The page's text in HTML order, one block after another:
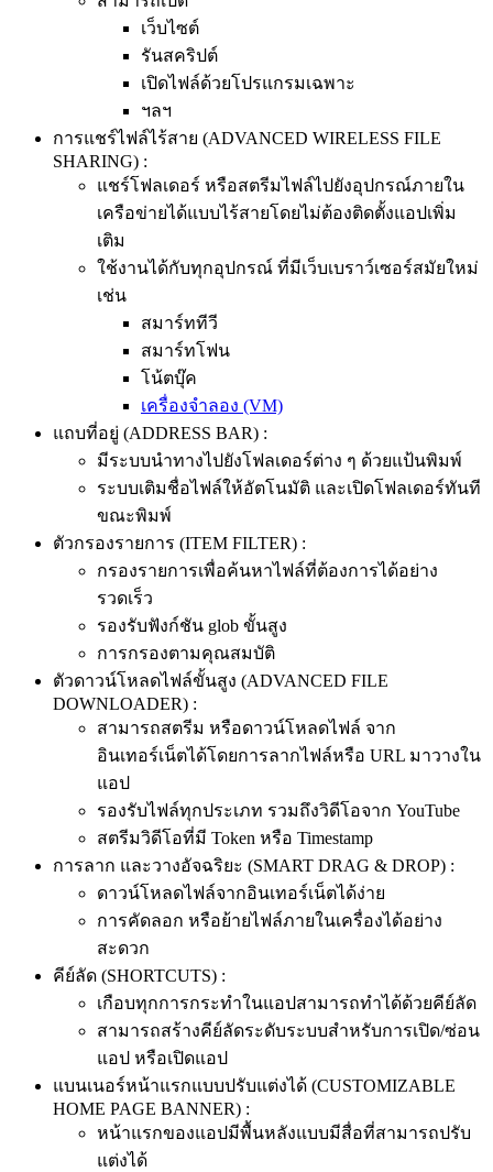
เว็บไซต์
รันสคริปต์
เปิดไฟล์ด้วยโปรแกรมเฉพาะ
ฯลฯ
การแชร์ไฟล์ไร้สาย (ADVANCED WIRELESS FILE
SHARING) :
แชร์โฟลเดอร์ หรือสตรีมไฟล์ไปยังอุปกรณ์ภายใน
เครือข่ายได้แบบไร้สายโดยไม่ต้องติดตั้งแอปเพิ่ม
เติม
ใช้งานได้กับทุกอุปกรณ์ ที่มีเว็บเบราว์เซอร์สมัยใหม่
เช่น
สมาร์ททีวี
สมาร์ทโฟน
โน้ตบุ๊ค
เครื่องจำลอง (VM)
แถบที่อยู่ (ADDRESS BAR) :
มีระบบนำทางไปยังโฟลเดอร์ต่าง ๆ ด้วยแป้นพิมพ์
ระบบเติมชื่อไฟล์ให้อัตโนมัติ และเปิดโฟลเดอร์ทันที
ขณะพิมพ์
ตัวกรองรายการ (ITEM FILTER) :
กรองรายการเพื่อค้นหาไฟล์ที่ต้องการได้อย่าง
รวดเร็ว
รองรับฟังก์ชัน glob ขั้นสูง
การกรองตามคุณสมบัติ
ตัวดาวน์โหลดไฟล์ขั้นสูง (ADVANCED FILE
DOWNLOADER) :
สามารถสตรีม หรือดาวน์โหลดไฟล์ จาก
อินเทอร์เน็ตได้โดยการลากไฟล์หรือ URL มาวางใน
แอป
รองรับไฟล์ทุกประเภท รวมถึงวิดีโอจาก YouTube
สตรีมวิดีโอที่มี Token หรือ Timestamp
การลาก และวางอัจฉริยะ (SMART DRAG & DROP) :
ดาวน์โหลดไฟล์จากอินเทอร์เน็ตได้ง่าย
การคัดลอก หรือย้ายไฟล์ภายในเครื่องได้อย่าง
สะดวก
คีย์ลัด (SHORTCUTS) :
เกือบทุกการกระทำในแอปสามารถทำได้ด้วยคีย์ลัด
สามารถสร้างคีย์ลัดระดับระบบสำหรับการเปิด/ซ่อน
แอป หรือเปิดแอป
แบนเนอร์หน้าแรกแบบปรับแต่งได้ (CUSTOMIZABLE
HOME PAGE BANNER) :
หน้าแรกของแอปมีพื้นหลังแบบมีสื่อที่สามารถปรับ
แต่งได้